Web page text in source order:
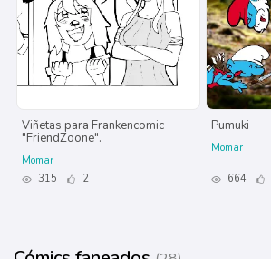
Viñetas para Frankencomic
"FriendZoone".
Momar
315
2
Pumuki
Momar
664